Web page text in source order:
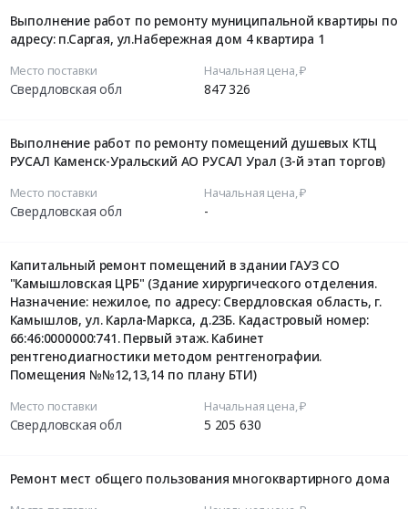
Выполнение работ по ремонту муниципальной квартиры по
адресу: п.Саргая, ул.Набережная дом 4 квартира 1
Место поставки
Свердловская обл
Начальная цена, ₽
847 326
Выполнение работ по ремонту помещений душевых КТЦ
РУСАЛ Каменск-Уральский АО РУСАЛ Урал (3-й этап торгов)
Место поставки
Свердловская обл
Начальная цена, ₽
-
Капитальный ремонт помещений в здании ГАУЗ СО
"Камышловская ЦРБ" (Здание хирургического отделения.
Назначение: нежилое, по адресу: Свердловская область, г.
Камышлов, ул. Карла-Маркса, д.23Б. Кадастровый номер:
66:46:0000000:741. Первый этаж. Кабинет
рентгенодиагностики методом рентгенографии.
Помещения №№12,13,14 по плану БТИ)
Место поставки
Свердловская обл
Начальная цена, ₽
5 205 630
Ремонт мест общего пользования многоквартирного дома